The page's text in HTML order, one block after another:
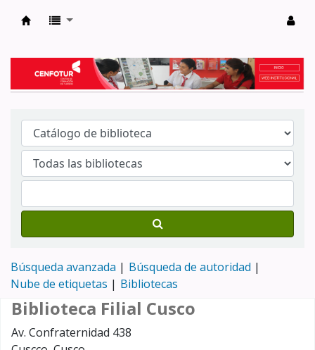
Búsqueda avanzada
Búsqueda de autoridad
Nube de etiquetas
Bibliotecas
Biblioteca Filial Cusco
Av. Confraternidad 438